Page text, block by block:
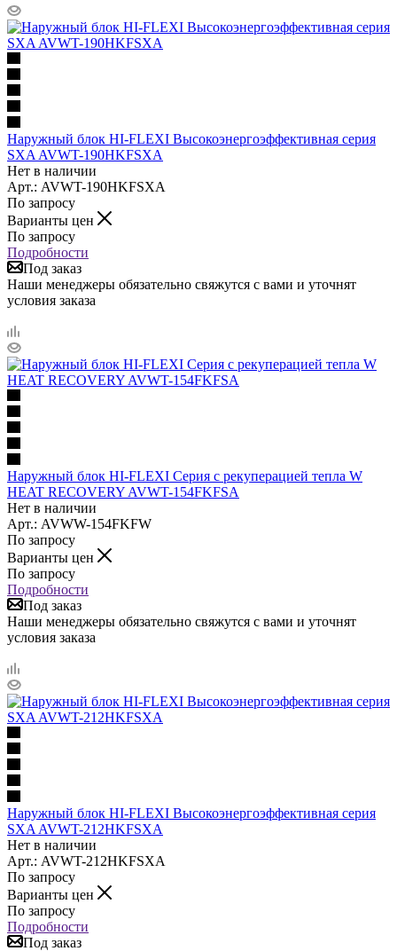
Наружный блок HI-FLEXI Высокоэнергоэффективная серия
SXA AVWT-190HKFSXA
Нет в наличии
Арт.: AVWT-190HKFSXA
По запросу
Варианты цен
По запросу
Подробности
Под заказ
Наши менеджеры обязательно свяжутся с вами и уточнят
условия заказа
Наружный блок HI-FLEXI Серия с рекуперацией тепла W
HEAT RECOVERY AVWT-154FKFSA
Нет в наличии
Арт.: AVWW-154FKFW
По запросу
Варианты цен
По запросу
Подробности
Под заказ
Наши менеджеры обязательно свяжутся с вами и уточнят
условия заказа
Наружный блок HI-FLEXI Высокоэнергоэффективная серия
SXA AVWT-212HKFSXA
Нет в наличии
Арт.: AVWT-212HKFSXA
По запросу
Варианты цен
По запросу
Подробности
Под заказ